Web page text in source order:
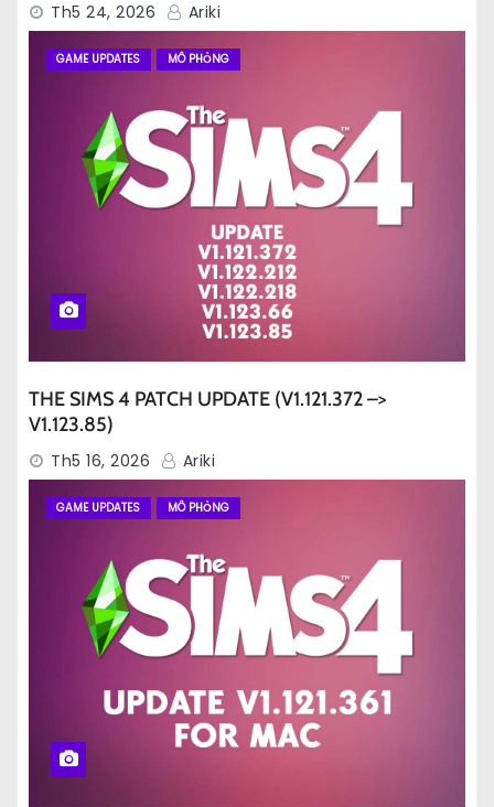
Th5 24, 2026 Ariki
GAME UPDATES MÔ PHỎNG
THE SIMS 4 PATCH UPDATE (V1.121.372 –>
V1.123.85)
Th5 16, 2026 Ariki
GAME UPDATES MÔ PHỎNG